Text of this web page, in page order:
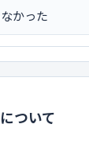
かった
ついて